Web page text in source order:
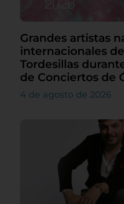
Grandes artistas
internacionales
Tordesillas
de Conciertos de
4 de agosto de 2026